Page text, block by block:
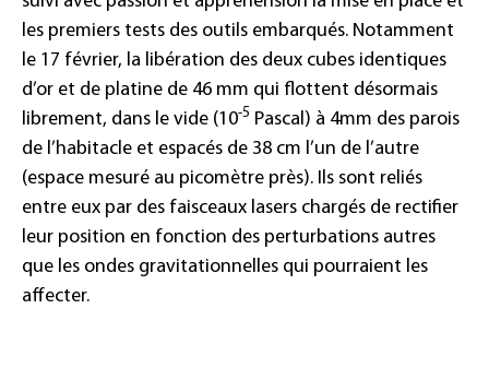
les premiers tests des outils embarqués. Notamment
le 17 février, la libération des deux cubes identiques
d’or et de platine de 46 mm qui flottent désormais
librement, dans le vide (10-5 Pascal) à 4mm des parois
de l’habitacle et espacés de 38 cm l’un de l’autre
(espace mesuré au picomètre près). Ils sont reliés
entre eux par des faisceaux lasers chargés de rectifier
leur position en fonction des perturbations autres
que les ondes gravitationnelles qui pourraient les
affecter.